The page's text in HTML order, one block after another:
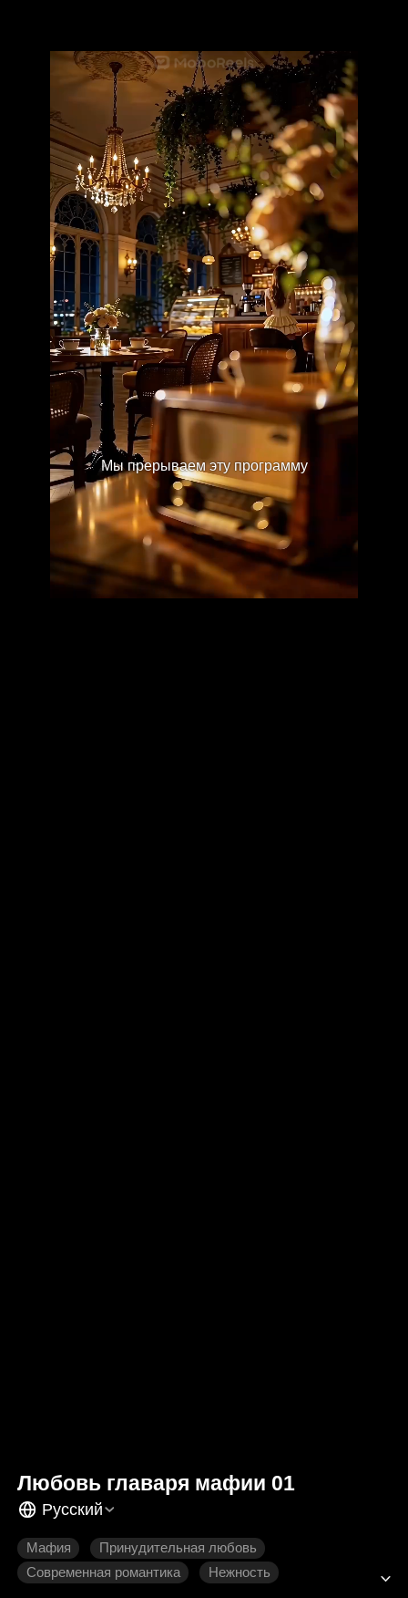
Мы прерываем эту программу
Любовь главаря мафии 01
Русский
Мафия
Принудительная любовь
Современная романтика
Нежность